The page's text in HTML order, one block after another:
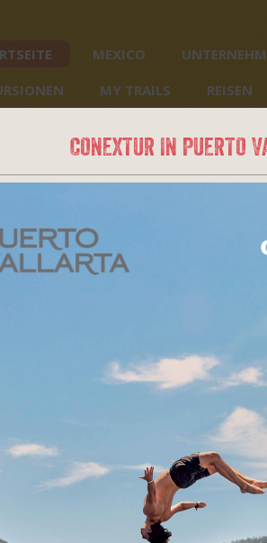
MEXICO
MY TRAILS REISEN
Trails
EXKURSIONEN
CONEXTUR IN PUERTO